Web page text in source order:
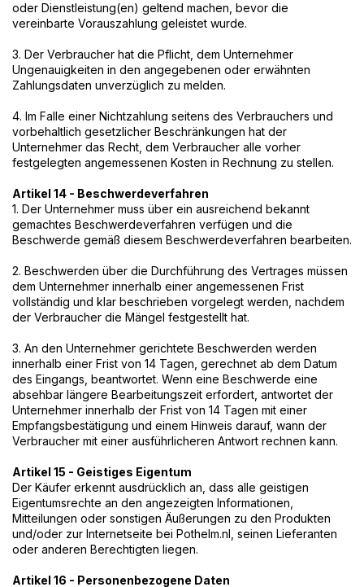
oder Dienstleistung(en) geltend machen, bevor die
vereinbarte Vorauszahlung geleistet wurde.
3. Der Verbraucher hat die Pflicht, dem Unternehmer
Ungenauigkeiten in den angegebenen oder erwähnten
Zahlungsdaten unverzüglich zu melden.
4. Im Falle einer Nichtzahlung seitens des Verbrauchers und
vorbehaltlich gesetzlicher Beschränkungen hat der
Unternehmer das Recht, dem Verbraucher alle vorher
festgelegten angemessenen Kosten in Rechnung zu stellen.
Artikel 14 - Beschwerdeverfahren
1. Der Unternehmer muss über ein ausreichend bekannt
gemachtes Beschwerdeverfahren verfügen und die
Beschwerde gemäß diesem Beschwerdeverfahren bearbeiten.
2. Beschwerden über die Durchführung des Vertrages müssen
dem Unternehmer innerhalb einer angemessenen Frist
vollständig und klar beschrieben vorgelegt werden, nachdem
der Verbraucher die Mängel festgestellt hat.
3. An den Unternehmer gerichtete Beschwerden werden
innerhalb einer Frist von 14 Tagen, gerechnet ab dem Datum
des Eingangs, beantwortet. Wenn eine Beschwerde eine
absehbar längere Bearbeitungszeit erfordert, antwortet der
Unternehmer innerhalb der Frist von 14 Tagen mit einer
Empfangsbestätigung und einem Hinweis darauf, wann der
Verbraucher mit einer ausführlicheren Antwort rechnen kann.
Artikel 15 - Geistiges Eigentum
Der Käufer erkennt ausdrücklich an, dass alle geistigen
Eigentumsrechte an den angezeigten Informationen,
Mitteilungen oder sonstigen Äußerungen zu den Produkten
und/oder zur Internetseite bei Pothelm.nl, seinen Lieferanten
oder anderen Berechtigten liegen.
Artikel 16 - Personenbezogene Daten